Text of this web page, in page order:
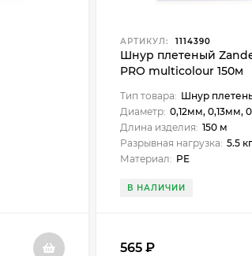
АРТИКУЛ: 1114390
Шнур плетеный
PRO multicolour 150м
Тип товара: Шнур
Диаметр: 0,12мм, 0,13мм, 0,14мм, 0,15мм, 0,16мм, 0,18мм,
Длина изделия: 150 м
Разрывная нагрузка: 5.5 кг, 7.8
Материал: PE
В НАЛИЧИИ
565 ₽